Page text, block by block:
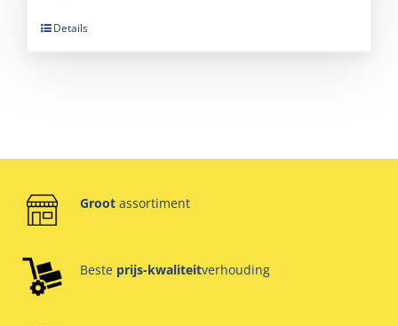
Details
Groot assortiment
Beste prijs-kwaliteitverhouding